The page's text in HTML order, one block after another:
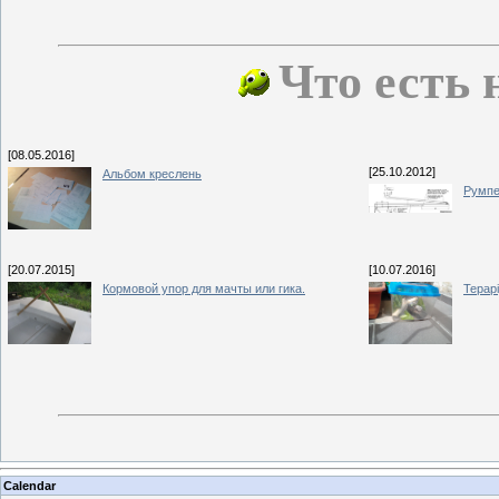
Что есть
[08.05.2016]
Альбом креслень
[25.10.2012]
[20.07.2015]
Кормовой упор для мачты или гика.
[10.07.2016]
Calendar